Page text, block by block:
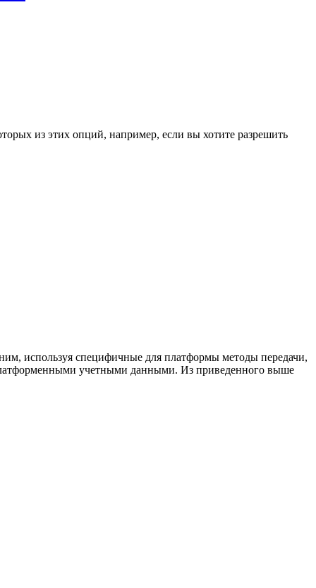
из этих опций, например, если вы хотите разрешить
используя специфичные для платформы методы передачи,
учетными данными. Из приведенного выше